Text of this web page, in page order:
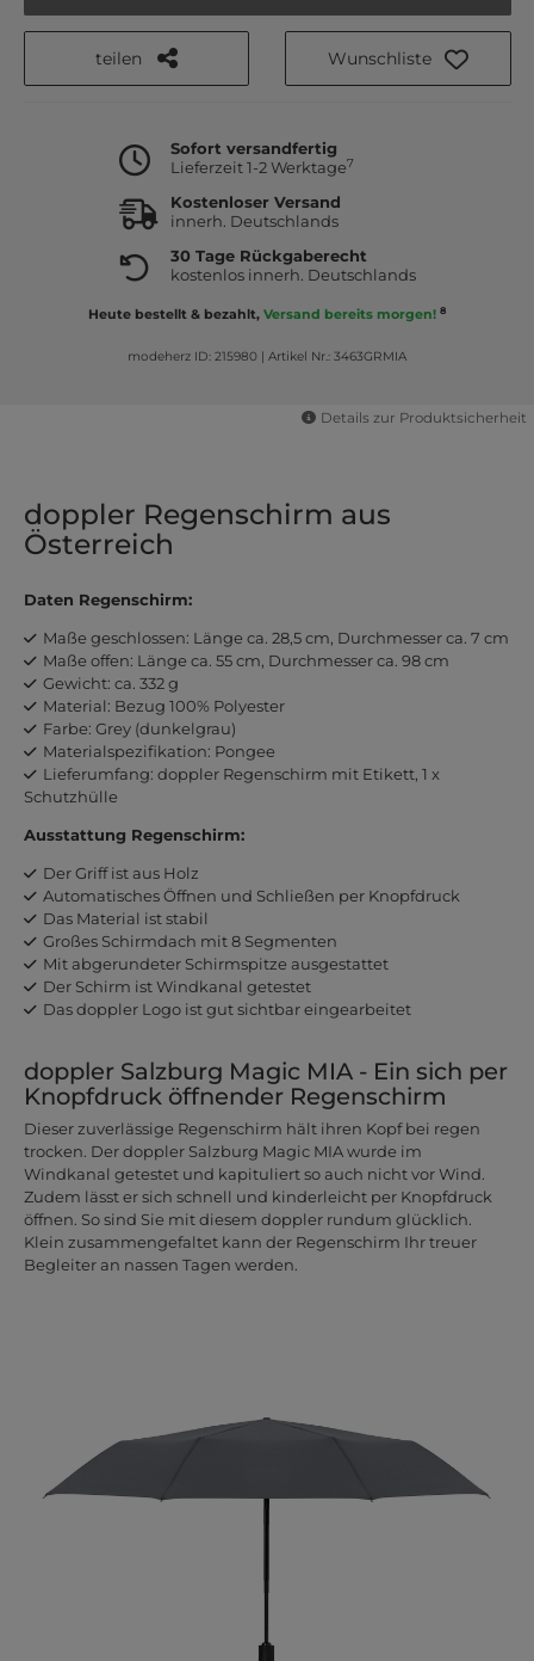
teilen Wunschliste
Sofort versandfertig
Lieferzeit 1-2 Werktage7
Kostenloser Versand
innerh. Deutschlands
30 Tage Rückgaberecht
kostenlos innerh. Deutschlands
Heute bestellt & bezahlt, Versand bereits morgen! 8
modeherz ID: 215980 | Artikel Nr.: 3463GRMIA
Details zur Produktsicherheit
doppler Regenschirm aus
Österreich
Daten Regenschirm:
Maße geschlossen: Länge ca. 28,5 cm, Durchmesser ca. 7 cm
Maße offen: Länge ca. 55 cm, Durchmesser ca. 98 cm
Gewicht: ca. 332 g
Material: Bezug 100% Polyester
Farbe: Grey (dunkelgrau)
Materialspezifikation: Pongee
Lieferumfang: doppler Regenschirm mit Etikett, 1 x
Schutzhülle
Ausstattung Regenschirm:
Der Griff ist aus Holz
Automatisches Öffnen und Schließen per Knopfdruck
Das Material ist stabil
Großes Schirmdach mit 8 Segmenten
Mit abgerundeter Schirmspitze ausgestattet
Der Schirm ist Windkanal getestet
Das doppler Logo ist gut sichtbar eingearbeitet
doppler Salzburg Magic MIA - Ein sich per
Knopfdruck öffnender Regenschirm
Dieser zuverlässige Regenschirm hält ihren Kopf bei regen
trocken. Der doppler Salzburg Magic MIA wurde im
Windkanal getestet und kapituliert so auch nicht vor Wind.
Zudem lässt er sich schnell und kinderleicht per Knopfdruck
öffnen. So sind Sie mit diesem doppler rundum glücklich.
Klein zusammengefaltet kann der Regenschirm Ihr treuer
Begleiter an nassen Tagen werden.